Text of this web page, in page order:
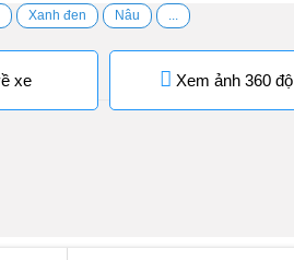
Xanh đen Nâu ...
xe Xem ảnh 360 độ